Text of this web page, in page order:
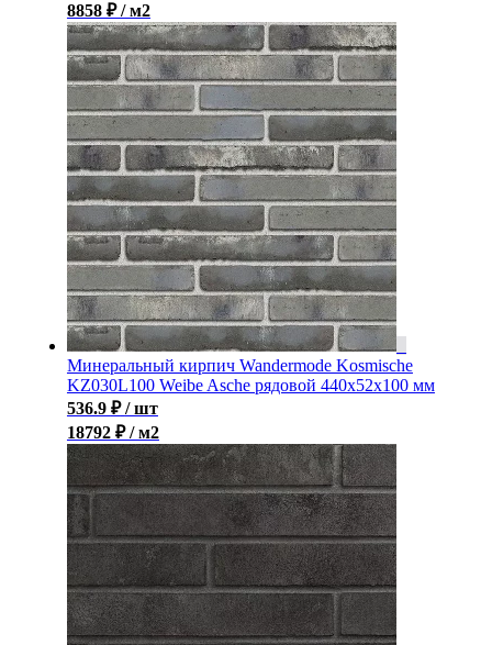
8858 ₽ / м2
Минеральный кирпич Wandermode Kosmische
KZ030L100 Weibe Asche рядовой 440x52x100 мм
536.9 ₽ / шт
18792 ₽ / м2